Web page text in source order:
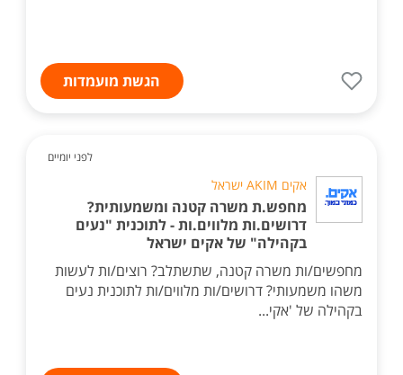
הגשת מועמדות
לפני יומיים
אקים AKIM ישראל
מחפש.ת משרה קטנה ומשמעותית?
דרושים.ות מלווים.ות - לתוכנית "נעים
בקהילה" של אקים ישראל
מחפשים/ות משרה קטנה, שתשתלב? רוצים/ות לעשות
משהו משמעותי? דרושים/ות מלווים/ות לתוכנית נעים
בקהילה של 'אקי...